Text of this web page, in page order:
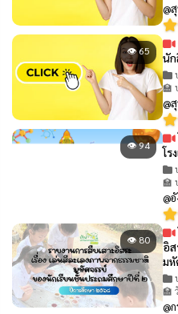
@
👁 65
นัก
🏫
@
👁 94
โร
🏫
@
👁 80
อิส
ม
🏫
@